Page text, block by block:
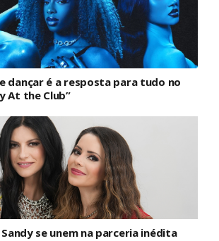
dançar é a resposta para tudo no
At the Club”
Sandy se unem na parceria inédita